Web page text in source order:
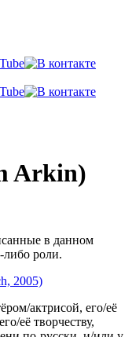
Arkin)
в данном
либо роли.
2005)
актрисой, его/её
её творчеству,